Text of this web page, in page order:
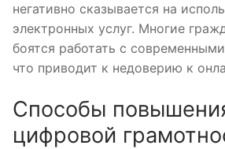
негативно сказывается на
электронных услуг. Многие
боятся работать с
что приводит к недоверию к
Способы
цифровой